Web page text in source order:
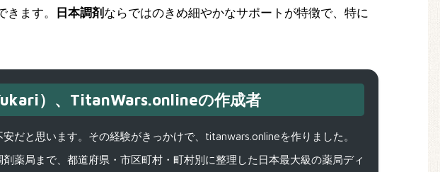
ます。 日本調剤 ならではのきめ細やかなサポートが特徴で、特に
）、TitanWars.onlineの作成者
だと思います。その経験がきっかけで、titanwars.onlineを作りました。
薬局まで、都道府県・市区町村・町村別に整理した日本最大級の薬局ディ